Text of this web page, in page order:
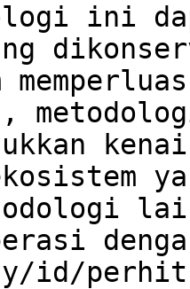
ini
id/